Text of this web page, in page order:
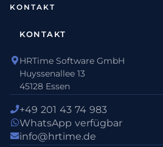
KONTAKT
KONTAKT
HRTime Software GmbH
Huyssenallee 13
45128 Essen
+49 201 43 74 983
WhatsApp verfügbar
info@hrtime.de